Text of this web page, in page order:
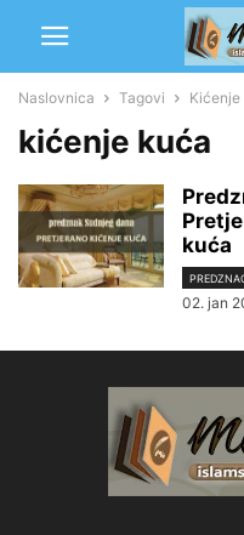
Naslovnica Tagovi Kićenje
kićenje kuća
kuća
02. jan